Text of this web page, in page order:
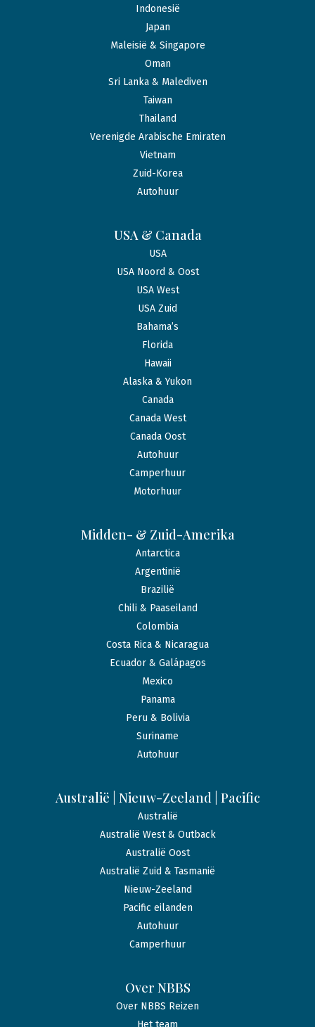
Indonesië
Japan
Maleisië & Singapore
Oman
Sri Lanka & Malediven
Taiwan
Thailand
Verenigde Arabische Emiraten
Vietnam
Zuid-Korea
Autohuur
USA & Canada
USA
USA Noord & Oost
USA West
USA Zuid
Bahama’s
Florida
Hawaii
Alaska & Yukon
Canada
Canada West
Canada Oost
Autohuur
Camperhuur
Motorhuur
Midden- & Zuid-Amerika
Antarctica
Argentinië
Brazilië
Chili & Paaseiland
Colombia
Costa Rica & Nicaragua
Ecuador & Galápagos
Mexico
Panama
Peru & Bolivia
Suriname
Autohuur
Australië | Nieuw-Zeeland | Pacific
Australië
Australië West & Outback
Australië Oost
Australië Zuid & Tasmanië
Nieuw-Zeeland
Pacific eilanden
Autohuur
Camperhuur
Over NBBS
Over NBBS Reizen